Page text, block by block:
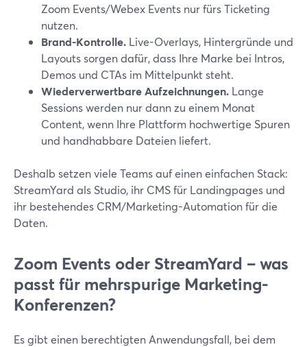
Zoom Events/Webex Events nur fürs Ticketing
nutzen.
Brand-Kontrolle. Live-Overlays, Hintergründe und
Layouts sorgen dafür, dass Ihre Marke bei Intros,
Demos und CTAs im Mittelpunkt steht.
Wiederverwertbare Aufzeichnungen. Lange
Sessions werden nur dann zu einem Monat
Content, wenn Ihre Plattform hochwertige Spuren
und handhabbare Dateien liefert.
Deshalb setzen viele Teams auf einen einfachen Stack:
StreamYard als Studio, ihr CMS für Landingpages und
ihr bestehendes CRM/Marketing-Automation für die
Daten.
Zoom Events oder StreamYard – was
passt für mehrspurige Marketing-
Konferenzen?
Es gibt einen berechtigten Anwendungsfall, bei dem